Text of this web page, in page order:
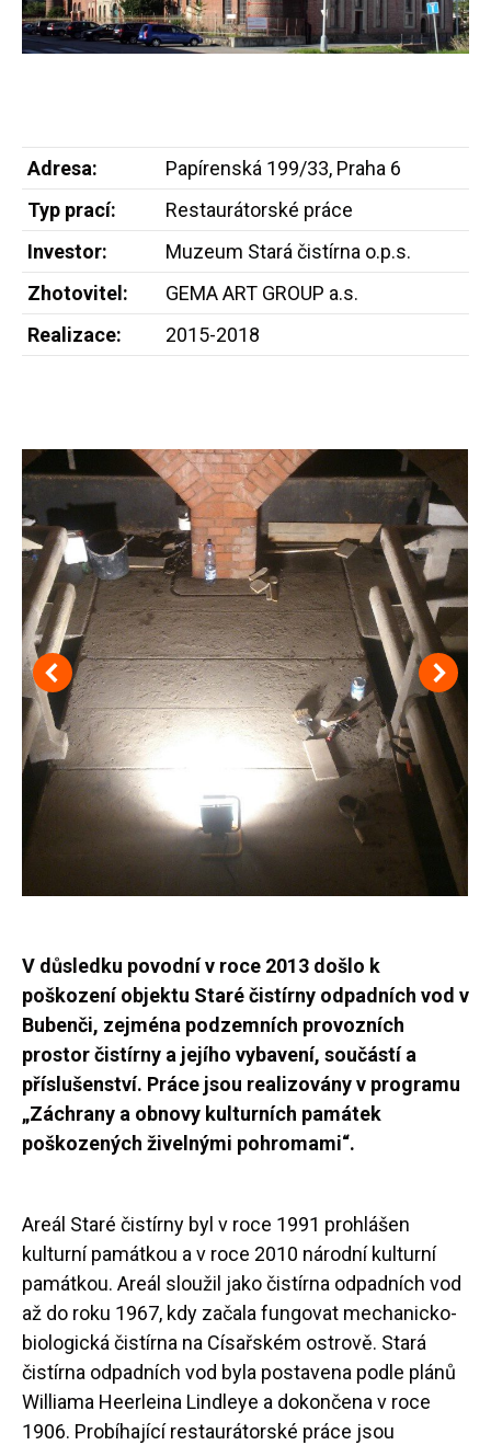
Adresa:
Papírenská 199/33, Praha 6
Typ prací:
Restaurátorské práce
Investor:
Muzeum Stará čistírna o.p.s.
Zhotovitel:
GEMA ART GROUP a.s.
Realizace:
2015-2018
V důsledku povodní v roce 2013 došlo k
poškození objektu Staré čistírny odpadních vod v
Bubenči, zejména podzemních provozních
prostor čistírny a jejího vybavení, součástí a
příslušenství. Práce jsou realizovány v programu
„Záchrany a obnovy kulturních památek
poškozených živelnými pohromami“.
Areál Staré čistírny byl v roce 1991 prohlášen
kulturní památkou a v roce 2010 národní kulturní
památkou. Areál sloužil jako čistírna odpadních vod
až do roku 1967, kdy začala fungovat mechanicko-
biologická čistírna na Císařském ostrově. Stará
čistírna odpadních vod byla postavena podle plánů
Williama Heerleina Lindleye a dokončena v roce
1906. Probíhající restaurátorské práce jsou